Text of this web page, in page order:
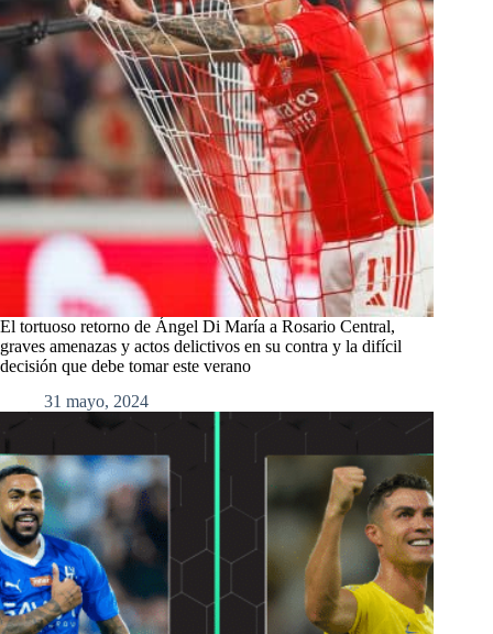
El tortuoso retorno de Ángel Di María a Rosario Central,
graves amenazas y actos delictivos en su contra y la difícil
decisión que debe tomar este verano
31 mayo, 2024